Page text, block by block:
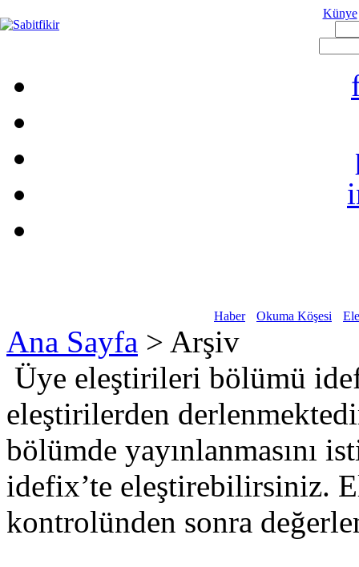
Künye
Haber Okuma Köşesi
Ana Sayfa > Arşiv
Üye eleştirileri bölümü
eleştirilerden
bölümde yayınlanmasını
idefix’te eleştirebilirsiniz.
kontrolünden sonra